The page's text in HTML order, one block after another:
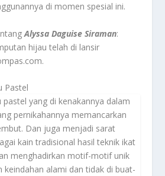
di momen spesial ini.
Alyssa Daguise Siraman:
hijau telah di lansir
Pastel
yang di kenakannya dalam
pernikahannya memancarkan
Dan juga menjadi sarat
kain tradisional hasil teknik ikat
menghadirkan motif-motif unik
keindahan alami dan tidak di buat-